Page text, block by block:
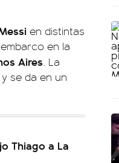
en distintas
en la
Aires. La
se da en un
Thiago a La